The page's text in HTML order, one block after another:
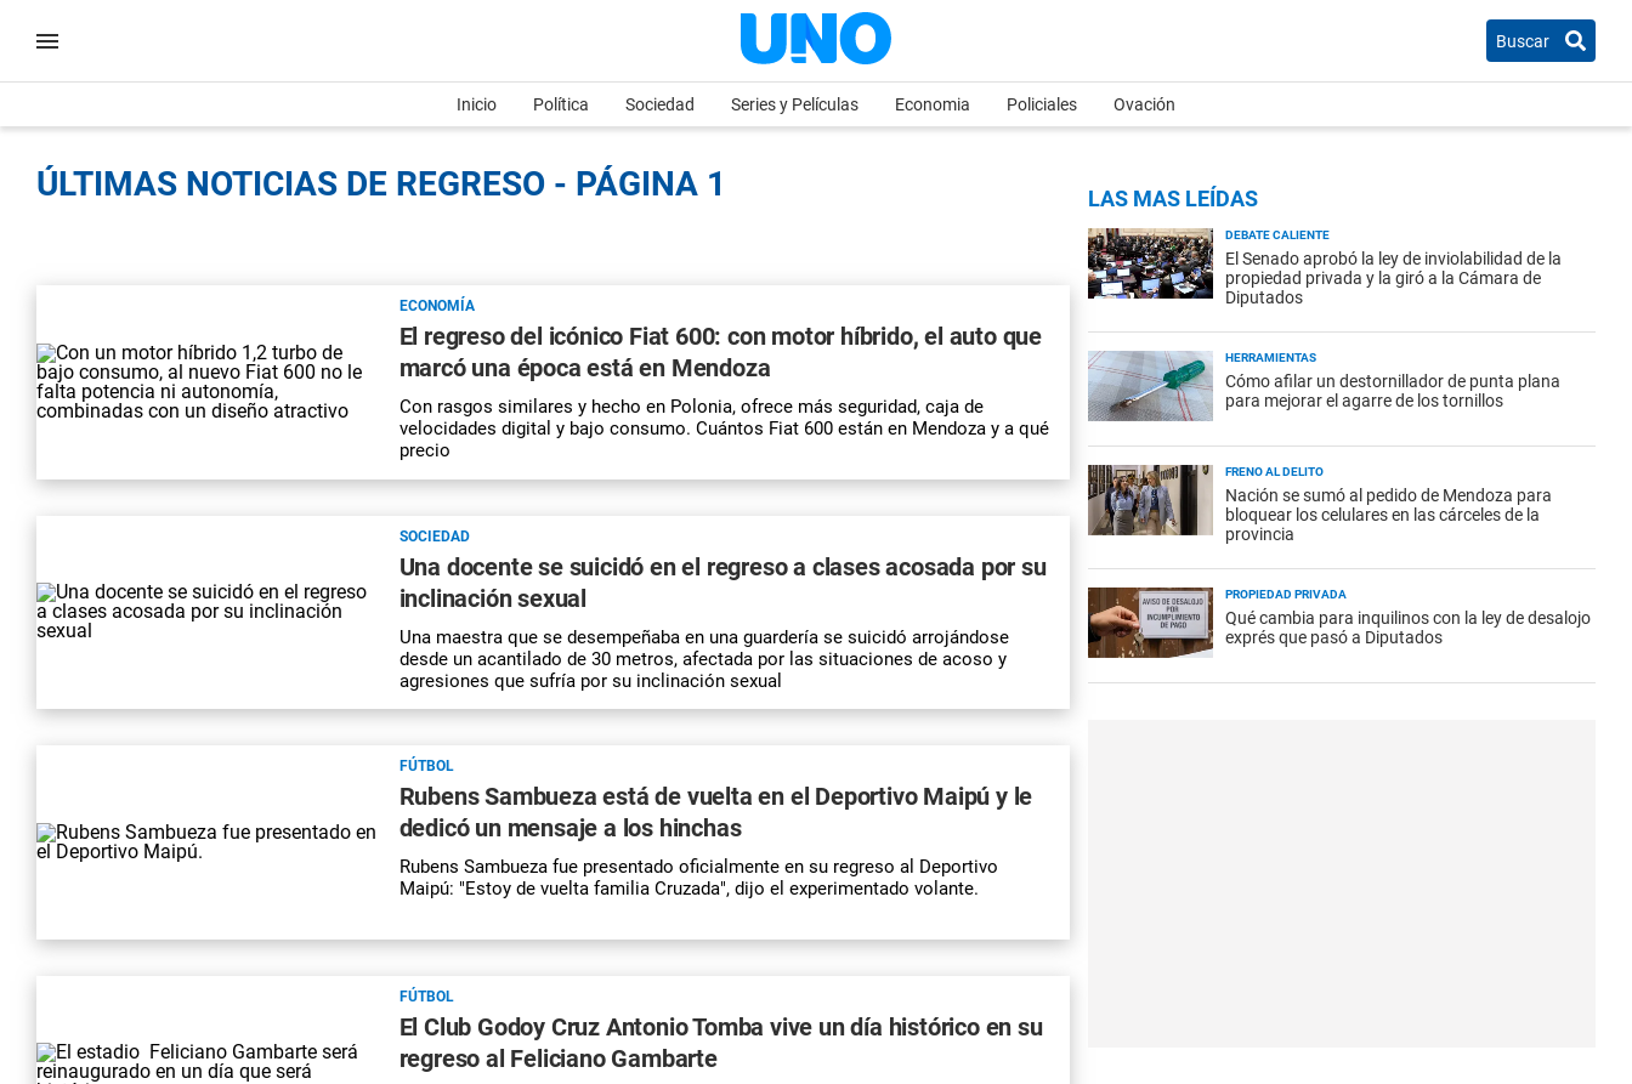
Buscar
Inicio Política Sociedad Series y Películas Economia Policiales Ovación
ÚLTIMAS NOTICIAS DE REGRESO - PÁGINA 1
ECONOMÍA
El regreso del icónico Fiat 600: con motor híbrido, el auto que
marcó una época está en Mendoza
Con rasgos similares y hecho en Polonia,ofrece más seguridad, caja de
velocidades digital y bajo consumo. Cuántos Fiat 600están en Mendoza y a qué
precio
SOCIEDAD
Una docente se suicidó en el regreso a clases acosada por su
inclinación sexual
Una maestra que se desempeñaba en una guardería se suicidó arrojándose
desde un acantilado de 30 metros, afectada por las situaciones de acoso y
agresiones que sufría por su inclinación sexual
FÚTBOL
Rubens Sambueza está de vuelta en el Deportivo Maipú y le
dedicó un mensaje a los hinchas
Rubens Sambueza fue presentado oficialmente en su regreso al Deportivo
Maipú: "Estoy de vuelta familia Cruzada", dijo el experimentado volante.
FÚTBOL
El Club Godoy Cruz Antonio Tomba vive un día histórico en su
regreso al Feliciano Gambarte
LAS MAS LEÍDAS
DEBATE CALIENTE
El Senado aprobó la ley de inviolabilidad de la
propiedad privada y la giró a la Cámara de
Diputados
HERRAMIENTAS
Cómo afilar un destornillador de punta plana
para mejorar el agarre de los tornillos
FRENO AL DELITO
Nación se sumó al pedido de Mendoza para
bloquear los celulares en las cárceles de la
provincia
PROPIEDAD PRIVADA
Qué cambia para inquilinos con la ley de desalojo
exprés que pasó a Diputados